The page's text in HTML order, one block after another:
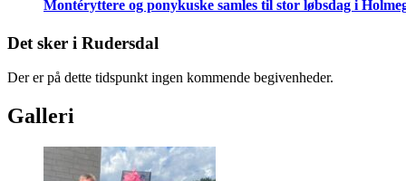
Montéryttere og ponykuske samles til stor løbsdag i
Det sker i Rudersdal
Der er på dette tidspunkt ingen kommende begivenheder.
Galleri